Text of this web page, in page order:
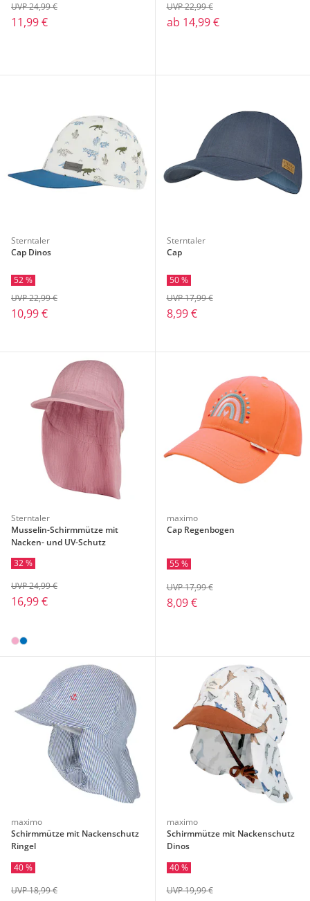
11,99 €
UVP 24,99 €
ab 14,99 €
UVP 22,99 €
Sterntaler
Cap Dinos
52 %
10,99 €
UVP 22,99 €
Sterntaler
Cap
50 %
8,99 €
UVP 17,99 €
Sterntaler
Musselin-Schirmmütze mit
Nacken- und UV-Schutz
32 %
16,99 €
UVP 24,99 €
maximo
Cap Regenbogen
55 %
8,09 €
UVP 17,99 €
maximo
Schirmmütze mit Nackenschutz
Ringel
40 %
UVP 18,99 €
maximo
Schirmmütze mit Nackenschutz
Dinos
40 %
UVP 19,99 €